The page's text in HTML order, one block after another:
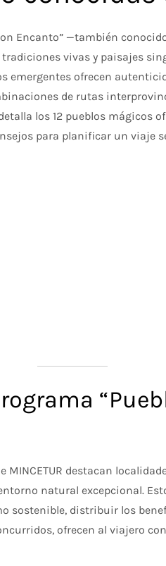
Encanto” —también
vivas y paisajes
ofrecen
de rutas
los 12 pueblos mágicos
para planificar un viaje
MINCETUR destacan
natural excepcional.
sostenible, distribuir los
ofrecen al viajero